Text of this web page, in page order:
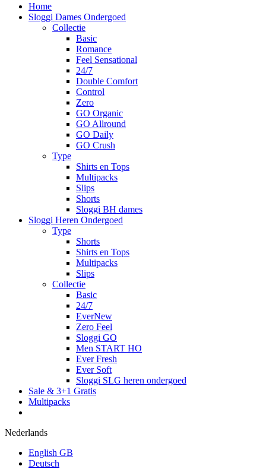
Home
Sloggi Dames Ondergoed
Collectie
Basic
Romance
Feel Sensational
24/7
Double Comfort
Control
Zero
GO Organic
GO Allround
GO Daily
GO Crush
Type
Shirts en Tops
Multipacks
Slips
Shorts
Sloggi BH dames
Sloggi Heren Ondergoed
Type
Shorts
Shirts en Tops
Multipacks
Slips
Collectie
Basic
24/7
EverNew
Zero Feel
Sloggi GO
Men START HO
Ever Fresh
Ever Soft
Sloggi SLG heren ondergoed
Sale & 3+1 Gratis
Multipacks
Nederlands
English GB
Deutsch